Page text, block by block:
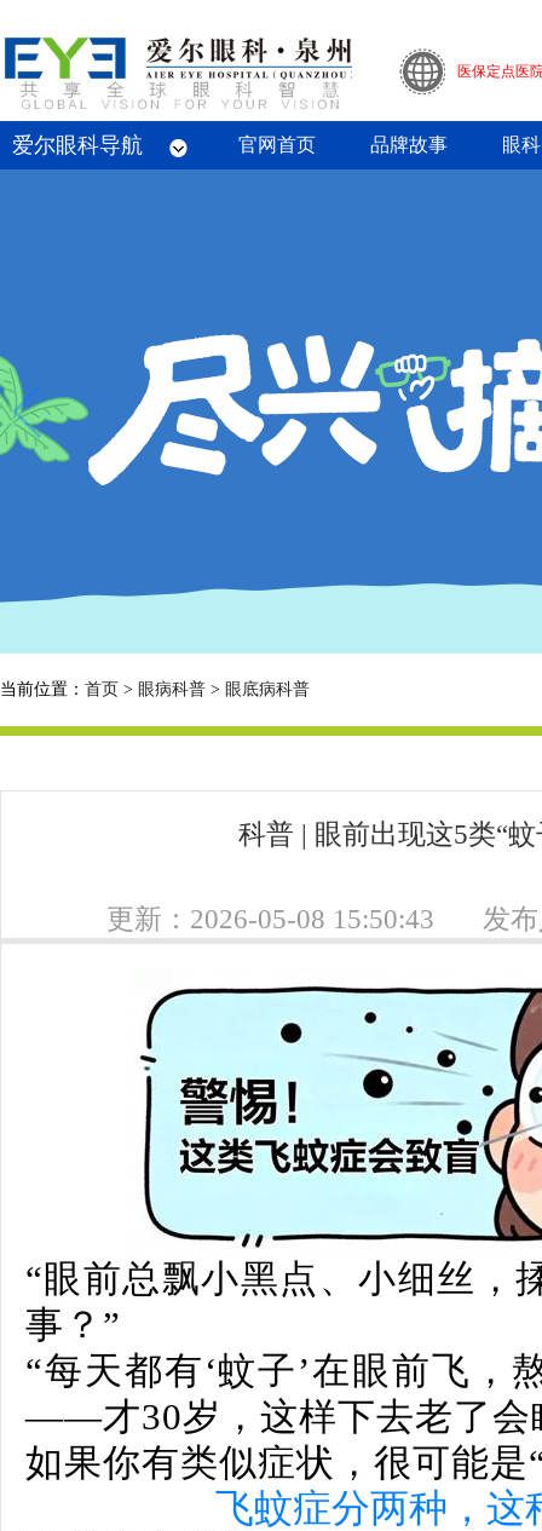
医保定点医
爱尔眼科导航
眼底病专科
屈光专科
白内障专科
青光眼专科
斜视与小儿眼科专科
眼整形眼眶病专科
眼预防保健专科
角膜病专科
眼外伤专业 官网首页 品牌故事 眼
当前位置： 首页 > 眼病科普 > 眼底病科普
科普 | 眼前出现这5类“
更新：2026-05-08 15:50:43 发
“眼前总飘小黑点、小细丝，
事？”
“每天都有‘蚊子’在眼前飞，
——才30岁，这样下去老了会
如果你有类似症状，很可能是
飞蚊症分两种，